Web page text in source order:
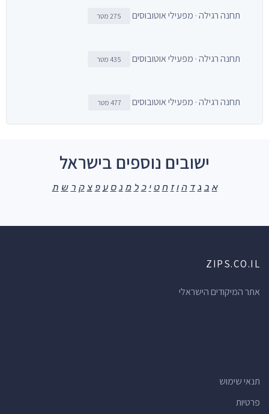
תחנה רגילה · מפעילי אוטובוסים 275 מטר
תחנה רגילה · מפעילי אוטובוסים 435 מטר
תחנה רגילה · מפעילי אוטובוסים 477 מטר
ישובים נוספים בישראל
א ב ג ד ה ו ז ח ט י כ ל מ נ ס ע פ צ ק ר ש ת
ZIPS.CO.IL
אתר המיקודים הישראלי
תנאי שימוש
פרטיות